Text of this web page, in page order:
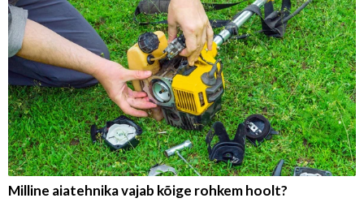
Milline aiatehnika vajab kõige rohkem hoolt?